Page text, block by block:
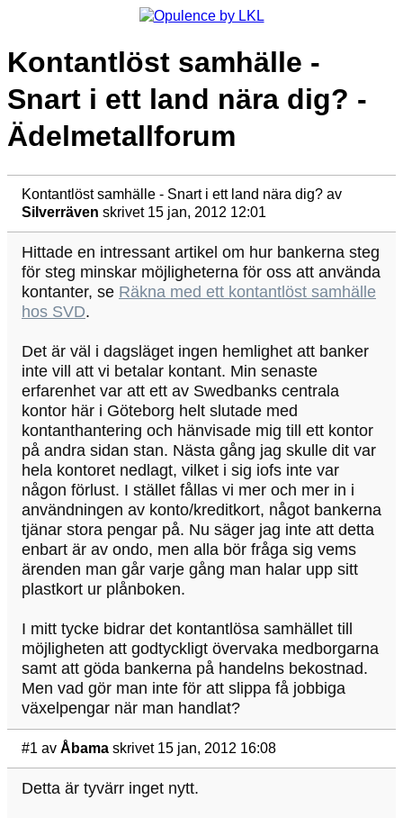
Kontantlöst samhälle -
Snart i ett land nära dig? -
Ädelmetallforum
Kontantlöst samhälle - Snart i ett land nära dig? av
Silverräven skrivet 15 jan, 2012 12:01
Hittade en intressant artikel om hur bankerna steg
för steg minskar möjligheterna för oss att använda
kontanter, se Räkna med ett kontantlöst samhälle
hos SVD.
Det är väl i dagsläget ingen hemlighet att banker
inte vill att vi betalar kontant. Min senaste
erfarenhet var att ett av Swedbanks centrala
kontor här i Göteborg helt slutade med
kontanthantering och hänvisade mig till ett kontor
på andra sidan stan. Nästa gång jag skulle dit var
hela kontoret nedlagt, vilket i sig iofs inte var
någon förlust. I stället fållas vi mer och mer in i
användningen av konto/kreditkort, något bankerna
tjänar stora pengar på. Nu säger jag inte att detta
enbart är av ondo, men alla bör fråga sig vems
ärenden man går varje gång man halar upp sitt
plastkort ur plånboken.
I mitt tycke bidrar det kontantlösa samhället till
möjligheten att godtyckligt övervaka medborgarna
samt att göda bankerna på handelns bekostnad.
Men vad gör man inte för att slippa få jobbiga
växelpengar när man handlat?
#1 av Åbama skrivet 15 jan, 2012 16:08
Detta är tyvärr inget nytt.